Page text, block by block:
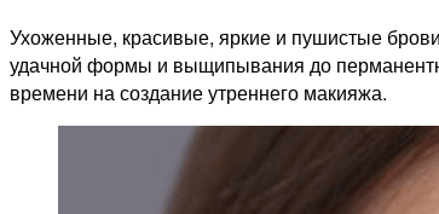
Ухоженные, красивые, яркие и пушистые
удачной формы и выщипывания до
времени на создание утреннего макияжа.